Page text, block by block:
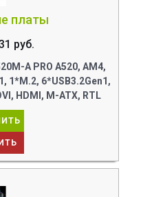
платы
руб.
A PRO A520, AM4,
1*M.2, 6*USB3.2Gen1,
HDMI, M-ATX, RTL